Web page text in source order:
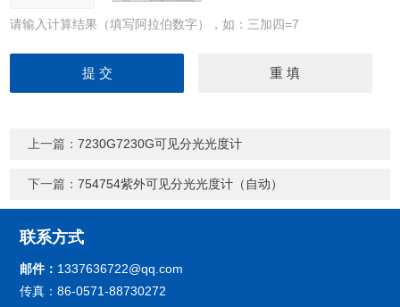
请输入计算结果（填写阿拉伯数字），如：三加四=7
上一篇：7230G7230G可见分光光度计
下一篇：754754紫外可见分光光度计（自动）
联系方式
邮件： 1337636722@qq.com
传真：86-0571-88730272